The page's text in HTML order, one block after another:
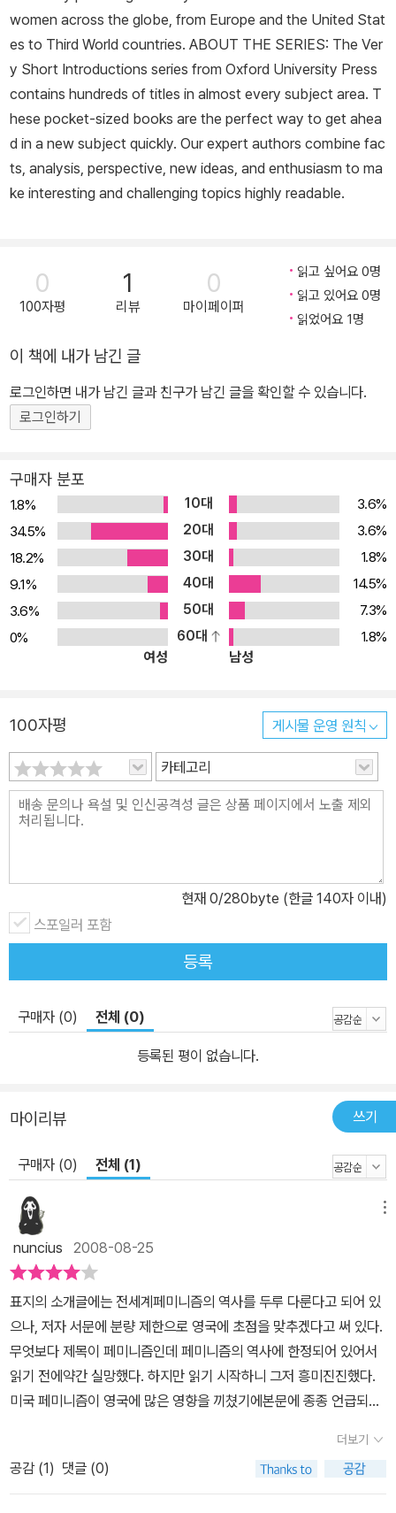
women across the globe, from Europe and the United Stat
es to Third World countries. ABOUT THE SERIES: The Ver
y Short Introductions series from Oxford University Press
contains hundreds of titles in almost every subject area. T
hese pocket-sized books are the perfect way to get ahea
d in a new subject quickly. Our expert authors combine fac
ts, analysis, perspective, new ideas, and enthusiasm to ma
ke interesting and challenging topics highly readable.
0
100자평
1
리뷰
0
마이페이퍼
읽고 싶어요 0명
읽고 있어요 0명
읽었어요 1명
이 책에 내가 남긴 글
로그인하면 내가 남긴 글과 친구가 남긴 글을 확인할 수 있습니다.
로그인하기
구매자 분포
1.8% 10대
3.6%
34.5%
20대
3.6%
18.2%
30대
1.8%
9.1%
40대
14.5%
3.6%
50대
7.3%
0%
60대
1.8%
여성
남성
100자평 게시물 운영 원칙
카테고리
현재 0/280byte (한글 140자 이내)
스포일러 포함
등록
구매자 (0) 전체 (0)
등록된 평이 없습니다.
마이리뷰 쓰기
구매자 (0) 전체 (1)
nuncius 2008-08-25
표지의 소개글에는 전세계페미니즘의 역사를 두루 다룬다고 되어 있
으나, 저자 서문에 분량 제한으로 영국에 초점을 맞추겠다고 써 있다.
무엇보다 제목이 페미니즘인데 페미니즘의 역사에 한정되어 있어서
읽기 전에약간 실망했다. 하지만 읽기 시작하니 그저 흥미진진했다.
미국 페미니즘이 영국에 많은 영향을 끼쳤기에본문에 종종 언급되고,
니즘에 막연한 관심을지니고있거나, 영국 페미니즘의 역사에 대한 입
문적인 지식이 필요한 사람에게 알맞은 책이다.한국처럼 여성 투표권
이 해방과 동시에 주어진 게 아니라, 아무것도 없이 처음부터싸워서
더보기
공감 (1) 댓글 (0)